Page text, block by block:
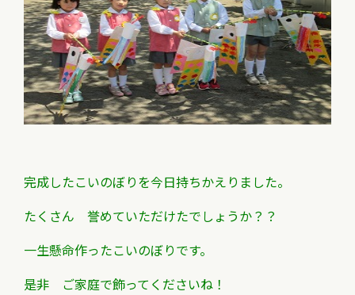
完成したこいのぼりを今日持ちかえりました。
たくさん 誉めていただけたでしょうか？？
一生懸命作ったこいのぼりです。
是非 ご家庭で飾ってくださいね！